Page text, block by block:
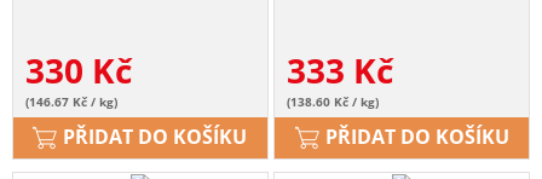
330 Kč
(146.67 Kč / kg)
PŘIDAT DO KOŠÍKU
333 Kč
(138.60 Kč / kg)
PŘIDAT DO KOŠÍKU